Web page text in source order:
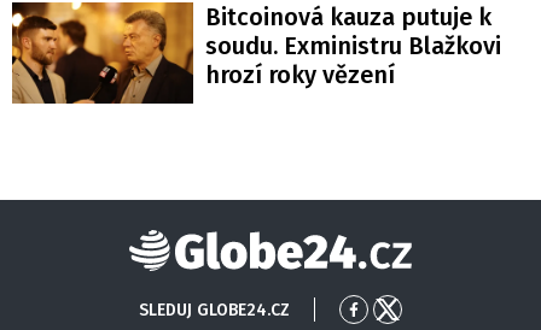
Bitcoinová kauza putuje k
soudu. Exministru Blažkovi
hrozí roky vězení
Globe24
SLEDUJ GLOBE24.CZ
PřejítPřejít